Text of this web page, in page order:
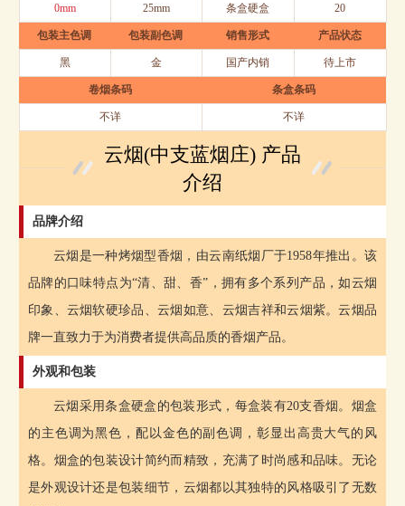
0mm 25mm 条盒硬盒 20
包装主色调 包装副色调 销售形式 产品状态
黑 金 国产内销 待上市
卷烟条码 条盒条码
不详 不详
云烟(中支蓝烟庄) 产品
介绍
品牌介绍
云烟是一种烤烟型香烟，由云南纸烟厂于1958年推出。该
品牌的口味特点为“清、甜、香”，拥有多个系列产品，如云烟
印象、云烟软硬珍品、云烟如意、云烟吉祥和云烟紫。云烟品
牌一直致力于为消费者提供高品质的香烟产品。
外观和包装
云烟采用条盒硬盒的包装形式，每盒装有20支香烟。烟盒
的主色调为黑色，配以金色的副色调，彰显出高贵大气的风
格。烟盒的包装设计简约而精致，充满了时尚感和品味。无论
是外观设计还是包装细节，云烟都以其独特的风格吸引了无数